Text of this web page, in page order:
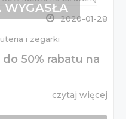
2020-01-28
i zegarki
50% rabatu na
czytaj więcej
WYGASŁA